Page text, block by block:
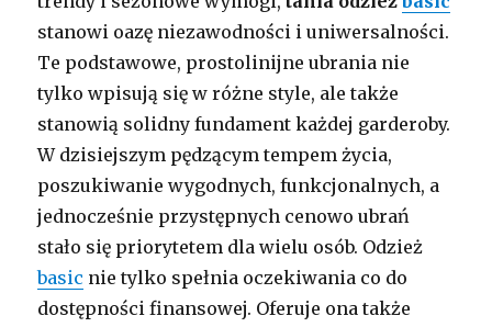
stanowi oazę niezawodności i uniwersalności.
Te podstawowe, prostolinijne ubrania nie
tylko wpisują się w różne style, ale także
stanowią solidny fundament każdej garderoby.
W dzisiejszym pędzącym tempem życia,
poszukiwanie wygodnych, funkcjonalnych, a
jednocześnie przystępnych cenowo ubrań
stało się priorytetem dla wielu osób. Odzież
basic nie tylko spełnia oczekiwania co do
dostępności finansowej. Oferuje ona także